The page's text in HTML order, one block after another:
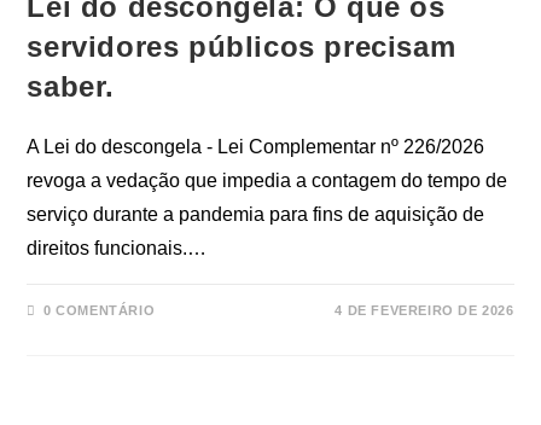
Lei do descongela: O que os
servidores públicos precisam
saber.
A Lei do descongela - Lei Complementar nº 226/2026
revoga a vedação que impedia a contagem do tempo de
serviço durante a pandemia para fins de aquisição de
direitos funcionais.…
0 COMENTÁRIO 4 DE FEVEREIRO DE 2026